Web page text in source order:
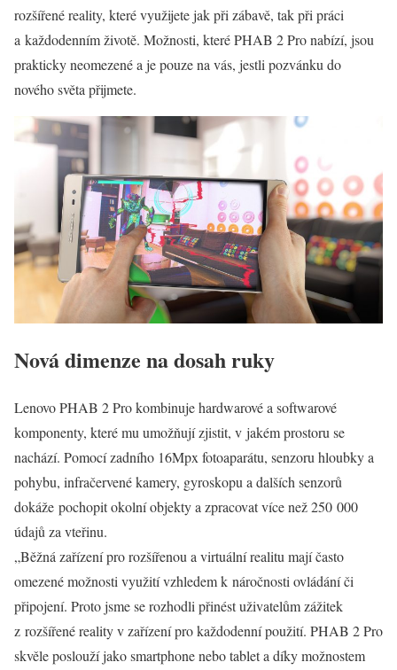
rozšířené reality, které využijete jak při zábavě, tak při práci
a každodenním životě. Možnosti, které PHAB 2 Pro nabízí, jsou
prakticky neomezené a je pouze na vás, jestli pozvánku do
nového světa přijmete.
Nová dimenze na dosah ruky
Lenovo PHAB 2 Pro kombinuje hardwarové a softwarové
komponenty, které mu umožňují zjistit, v jakém prostoru se
nachází. Pomocí zadního 16Mpx fotoaparátu, senzoru hloubky a
pohybu, infračervené kamery, gyroskopu a dalších senzorů
dokáže pochopit okolní objekty a zpracovat více než 250 000
údajů za vteřinu.
„Běžná zařízení pro rozšířenou a virtuální realitu mají často
omezené možnosti využití vzhledem k náročnosti ovládání či
připojení. Proto jsme se rozhodli přinést uživatelům zážitek
z rozšířené reality v zařízení pro každodenní použití. PHAB 2 Pro
skvěle poslouží jako smartphone nebo tablet a díky možnostem